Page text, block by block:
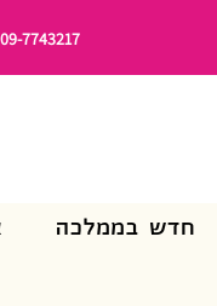
09-7743217
חדש בממלכה